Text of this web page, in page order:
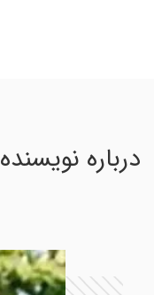
درباره نویسنده